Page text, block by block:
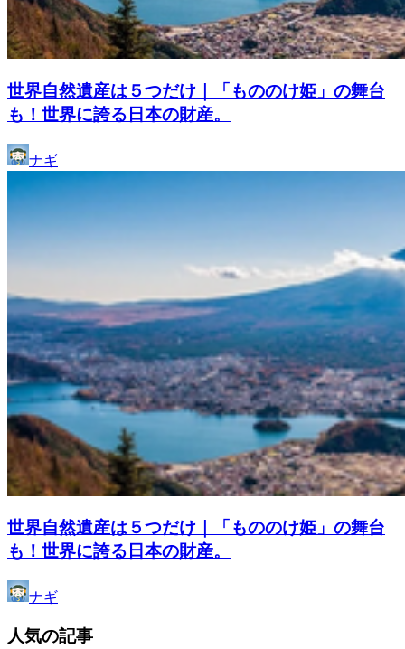
世界自然遺産は５つだけ｜「もののけ姫」の舞台
も！世界に誇る日本の財産。
ナギ
世界自然遺産は５つだけ｜「もののけ姫」の舞台
も！世界に誇る日本の財産。
ナギ
人気の記事